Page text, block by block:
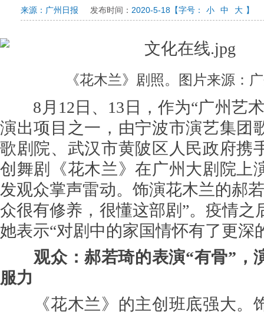
来源：广州日报 发布时间： 2020-5-18 【字号： 小 中 大 】
《花木兰》剧照。图片来源：
8月12日、13日，作为“广州艺术
演出项目之一，由宁波市演艺集团
歌剧院、武汉市黄陂区人民政府携
创舞剧《花木兰》在广州大剧院上
发观众掌声雷动。饰演花木兰的郝
众很有修养，很懂这部剧”。疫情之
她表示“对剧中的家国情怀有了更深
观众：郝若琦的表演“有骨”，
服力
《花木兰》的主创班底强大。